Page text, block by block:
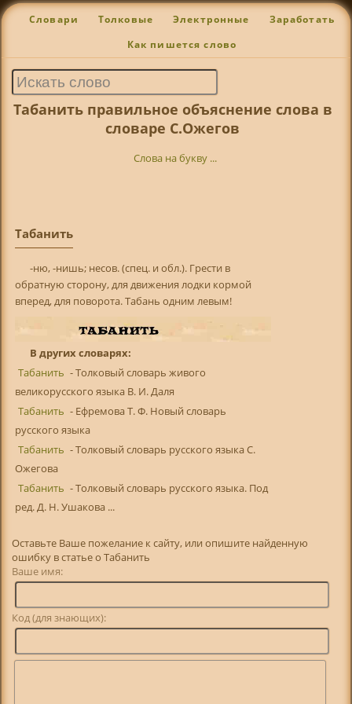
Словари Толковые Электронные Заработать
Как пишется слово
Табанить правильное объяснение слова в
словаре С.Ожегов
Слова на букву ...
Табанить
-ню, -нишь; несов. (спец. и обл.). Грести в
обратную сторону, для движения лодки кормой
вперед, для поворота. Табань одним левым!
В других словарях:
Табанить - Толковый словарь живого
великорусского языка В. И. Даля
Табанить - Ефремова Т. Ф. Новый словарь
русского языка
Табанить - Толковый словарь русского языка С.
Ожегова
Табанить - Толковый словарь русского языка. Под
ред. Д. Н. Ушакова ...
Оставьте Ваше пожелание к сайту, или опишите найденную
ошибку в статье о Табанить
Ваше имя:
Код (для знающих):